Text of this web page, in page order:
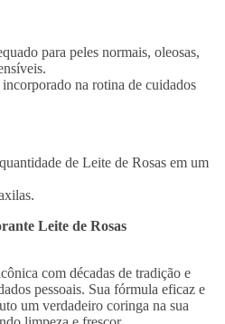
para peles normais, oleosas,
na rotina de cuidados
de Leite de Rosas em um
Leite de Rosas
com décadas de tradição e
pessoais. Sua fórmula eficaz e
um verdadeiro coringa na sua